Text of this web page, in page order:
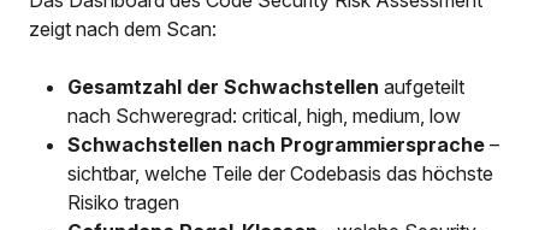
zeigt nach dem Scan:
Gesamtzahl der Schwachstellen aufgeteilt
nach Schweregrad: critical, high, medium, low
Schwachstellen nach Programmiersprache –
sichtbar, welche Teile der Codebasis das höchste
Risiko tragen